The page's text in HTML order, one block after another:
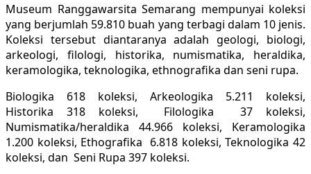
Museum Ranggawarsita Semarang mempunyai koleksi
yang berjumlah 59.810 buah yang terbagi dalam 10 jenis.
Koleksi tersebut diantaranya adalah geologi, biologi,
arkeologi, filologi, historika, numismatika, heraldika,
keramologika, teknologika, ethnografika dan seni rupa.
Biologika 618 koleksi, Arkeologika 5.211 koleksi,
Historika 318 koleksi, Filologika 37 koleksi,
Numismatika/heraldika 44.966 koleksi, Keramologika
1.200 koleksi, Ethografika 6.818 koleksi, Teknologika 42
koleksi, dan Seni Rupa 397 koleksi.